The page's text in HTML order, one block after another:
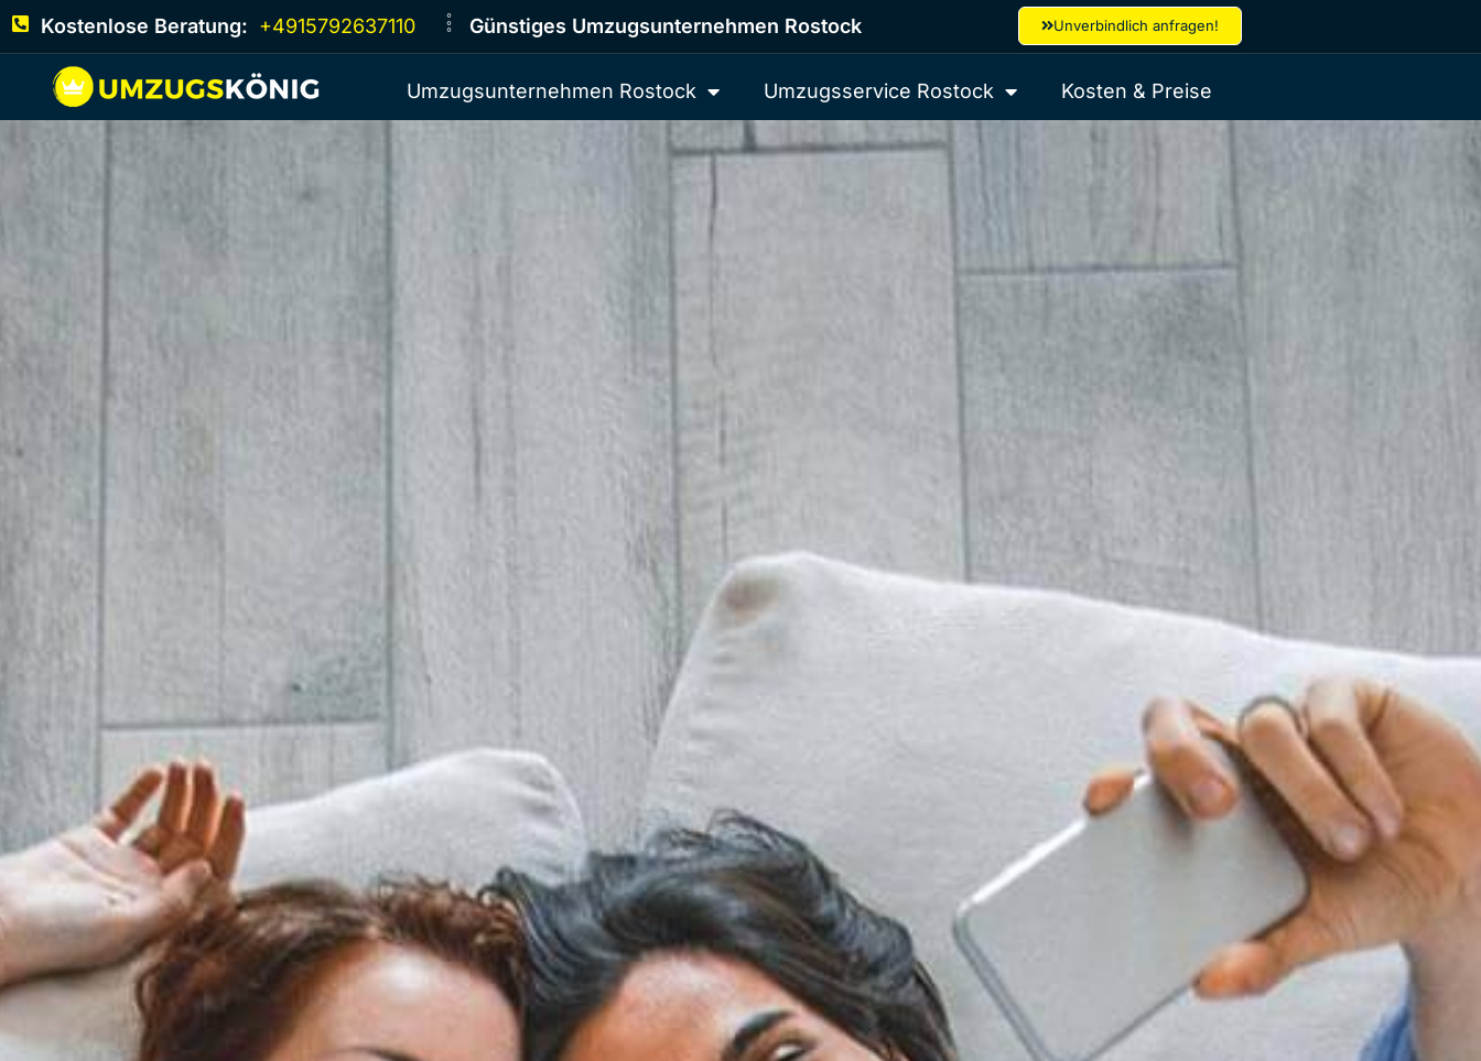
Kostenlose Beratung: +4915792637110 Günstiges Umzugsunternehmen Rostock Unverbindlich anfragen!
Umzugsunternehmen Rostock Umzugsservice Rostock Kosten & Preise